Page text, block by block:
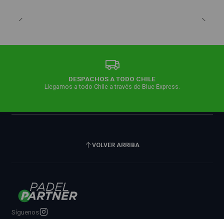
DESPACHOS A TODO CHILE
Llegamos a todo Chile a través de Blue Express.
VOLVER ARRIBA
Síguenos